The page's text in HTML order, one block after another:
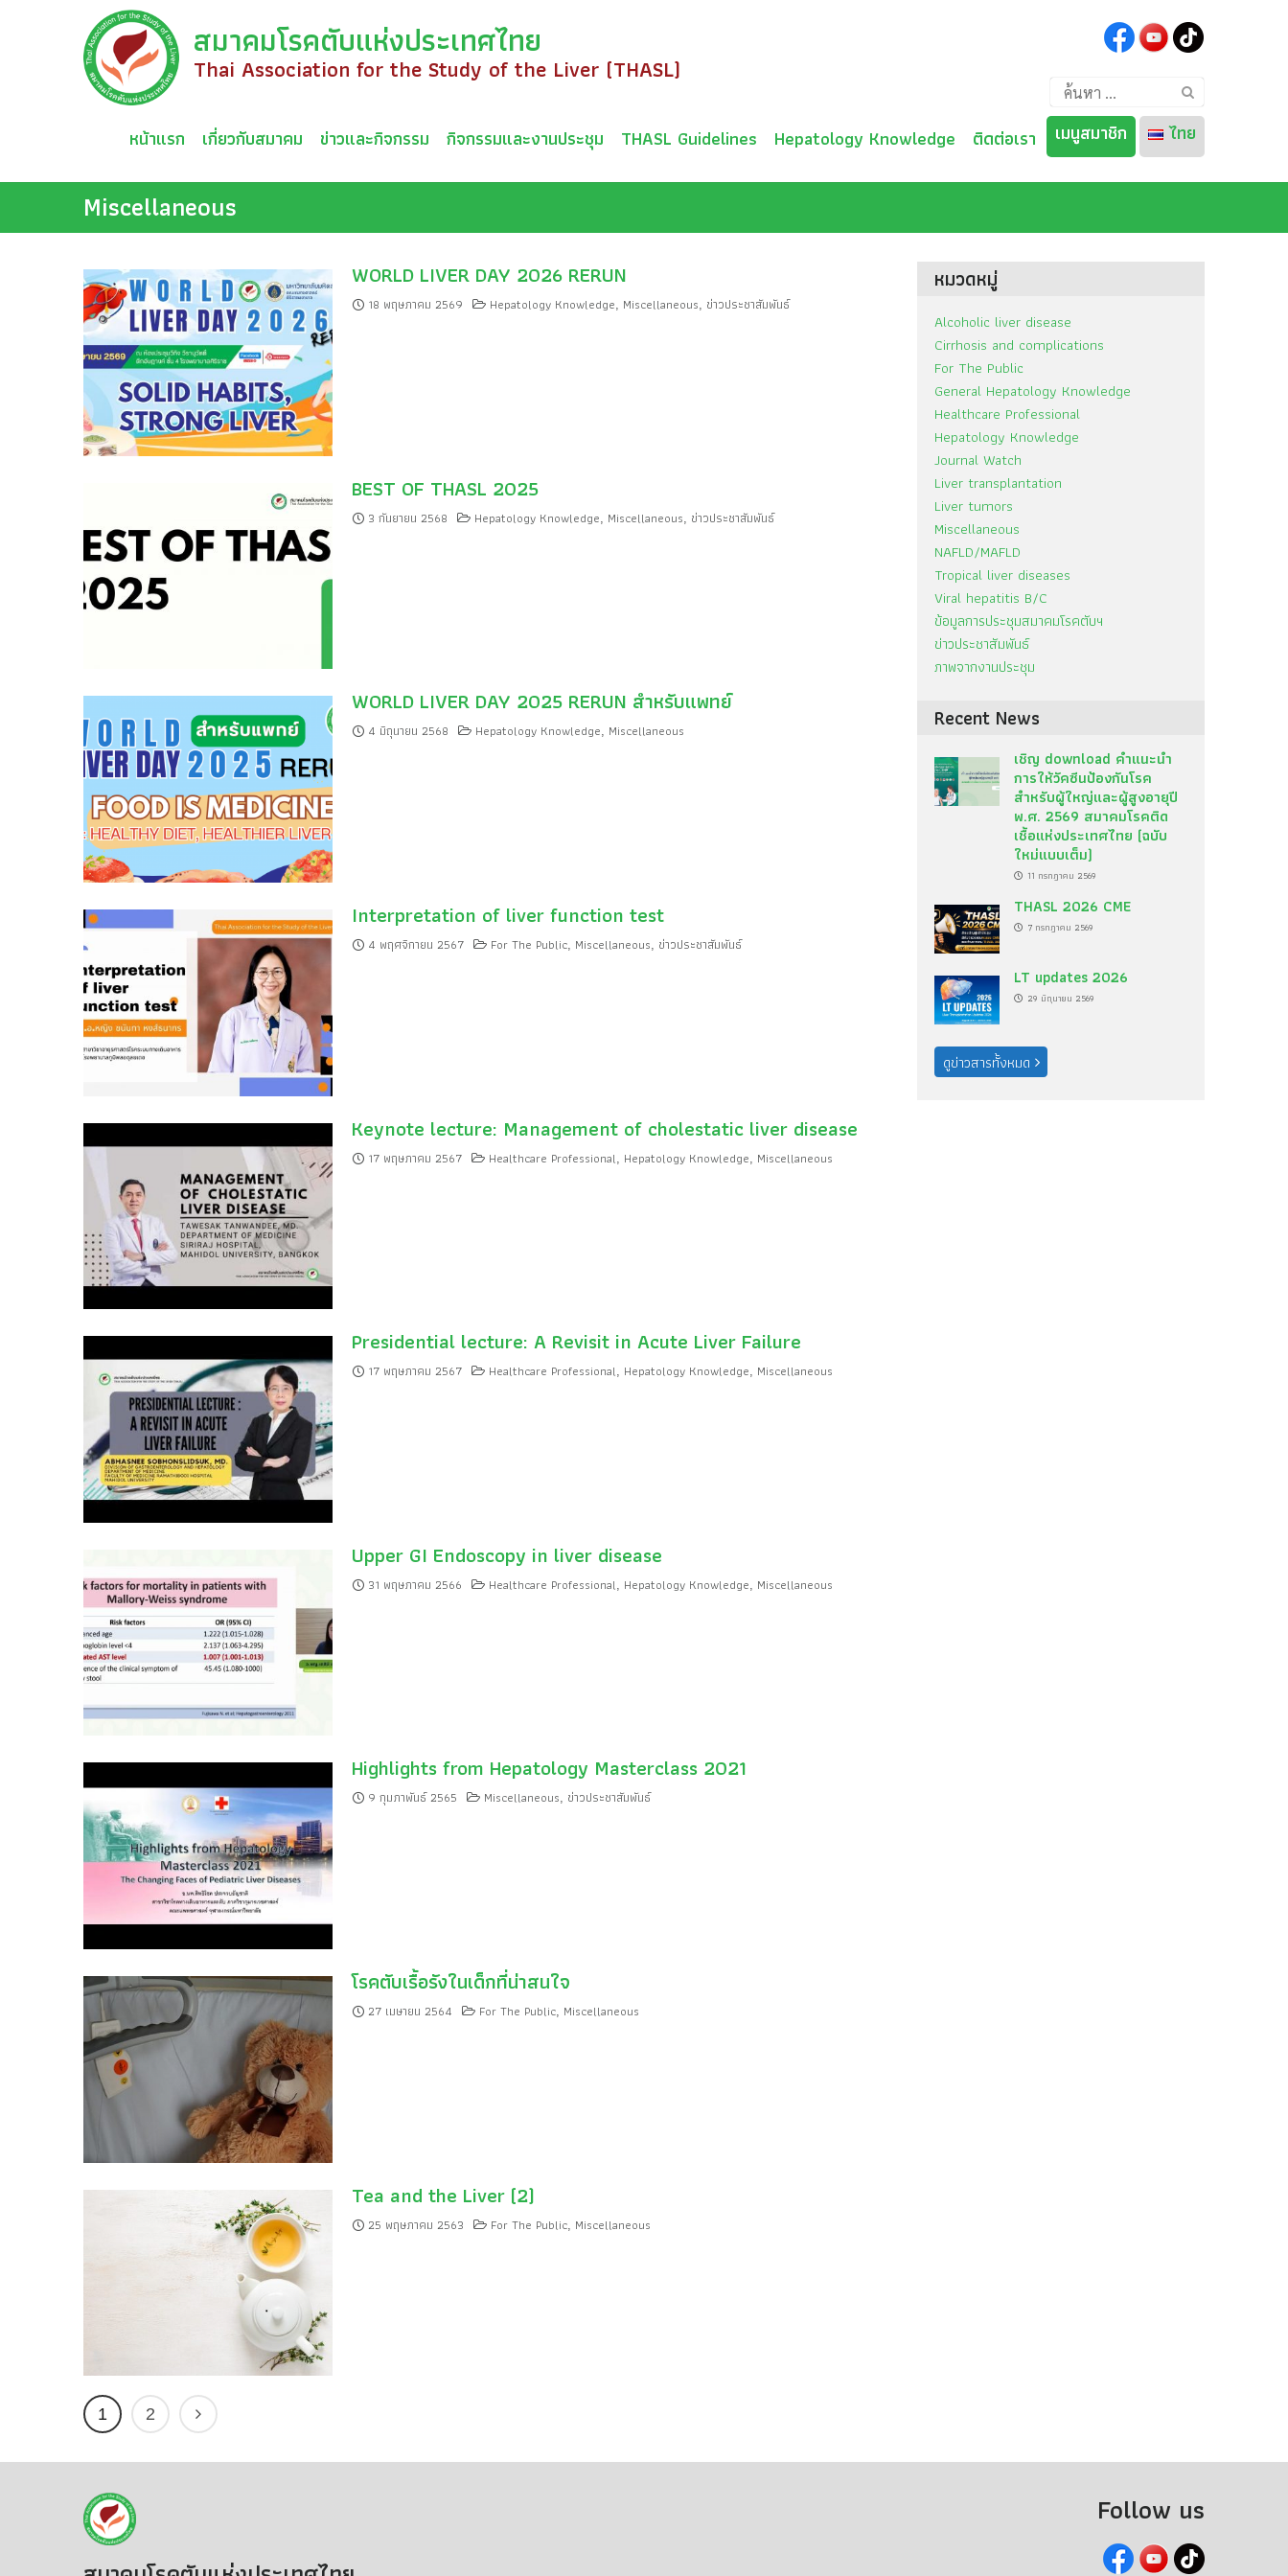
สมาคมโรคตับแห่งประเทศไทย
Thai Association for the Study of the Liver (THASL)
ค้นหา
สำหรับ:
หน้าแรก เกี่ยวกับสมาคม ข่าวและกิจกรรม กิจกรรมและงานประชุม THASL Guidelines Hepatology Knowledge ติดต่อเรา เมนูสมาชิก ไทย
Miscellaneous
WORLD LIVER DAY 2026 RERUN
18 พฤษภาคม 2569 Hepatology Knowledge, Miscellaneous, ข่าวประชาสัมพันธ์
BEST OF THASL 2025
3 กันยายน 2568 Hepatology Knowledge Miscellaneous ข่าวประชาสัมพันธ์
WORLD LIVER DAY 2025 RERUN สำหรับแพทย์
4 มิถุนายน 2568 Hepatology Knowledge, Miscellaneous
Interpretation of liver function test
4 พฤศจิกายน 2567 For The Public, Miscellaneous ข่าวประชาสัมพันธ์
Keynote lecture: Management of cholestatic liver disease
17 พฤษภาคม 2567 Healthcare Professional Hepatology Knowledge Miscellaneous
Presidential lecture: A Revisit in Acute Liver Failure
17 พฤษภาคม 2567 Healthcare Professional, Hepatology Knowledge, Miscellaneous
Upper GI Endoscopy in liver disease
31 พฤษภาคม 2566 Healthcare Professional Hepatology Knowledge Miscellaneous
Highlights from Hepatology Masterclass 2021
9 กุมภาพันธ์ 2565 Miscellaneous, ข่าวประชาสัมพันธ์
โรคตับเรื้อรังในเด็กที่น่าสนใจ
27 เมษายน 2564 For The Public, Miscellaneous
Tea and the Liver (2)
25 พฤษภาคม 2563 For The Public, Miscellaneous
1 2
หมวดหมู่
Alcoholic liver disease
Cirrhosis and complications
For The Public
General Hepatology Knowledge
Healthcare Professional
Hepatology Knowledge
Journal Watch
Liver transplantation
Liver tumors
Miscellaneous
NAFLD/MAFLD
Tropical liver diseases
Viral hepatitis B/C
ข้อมูลการประชุมสมาคมโรคตับฯ
ข่าวประชาสัมพันธ์
ภาพจากงานประชุม
Recent News
เชิญ download คำแนะนำ
การให้วัคซีนป้องกันโรค
สำหรับผู้ใหญ่และผู้สูงอายุปี
พ.ศ. 2569 สมาคมโรคติด
เชื้อแห่งประเทศไทย (ฉบับ
ใหม่แบบเต็ม)
11 กรกฎาคม 2569
THASL 2026 CME
7 กรกฎาคม 2569
LT updates 2026
29 มิถุนายน 2569
ดูข่าวสารทั้งหมด
Follow us